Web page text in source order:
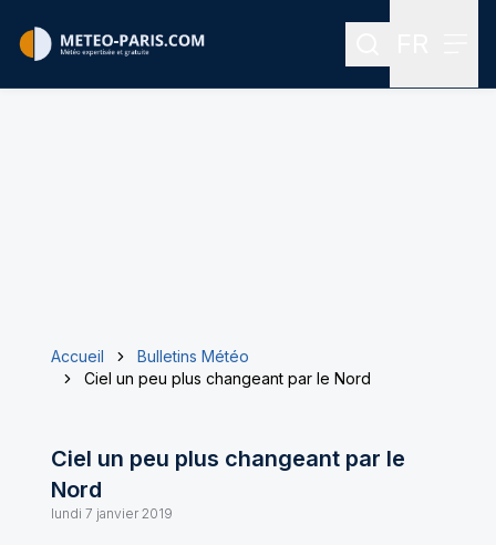
Rechercher
Accueil
Bulletins Météo
Ciel un peu plus changeant par le Nord
Ciel un peu plus changeant par le
Nord
lundi 7 janvier 2019